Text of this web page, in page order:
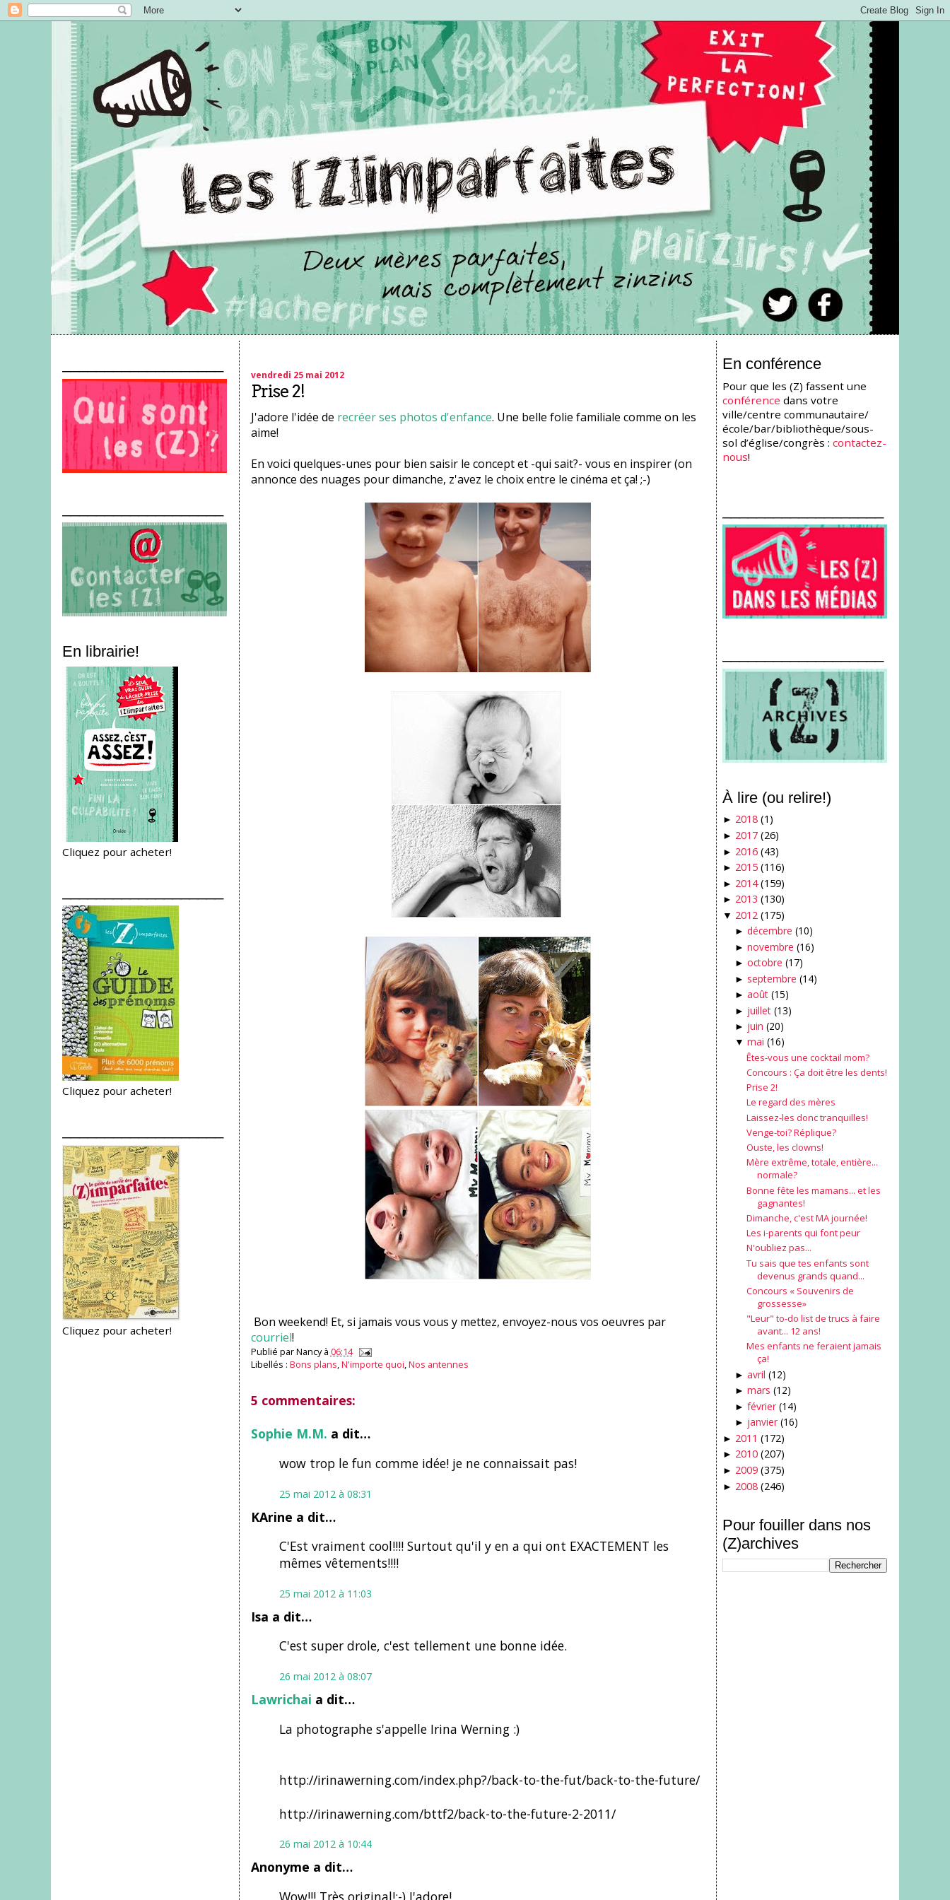
En librairie!
Cliquez pour acheter!
Cliquez pour acheter!
Cliquez pour acheter!
vendredi 25 mai 2012
Prise 2!
J'adore l'idée de recréer ses photos d'enfance. Une belle folie familiale comme on les
aime!
En voici quelques-unes pour bien saisir le concept et -qui sait?- vous en inspirer (on
annonce des nuages pour dimanche, z'avez le choix entre le cinéma et ça! ;-)
Bon weekend! Et, si jamais vous vous y mettez, envoyez-nous vos oeuvres par
courriel!
Publié parNancy à 06:14
Libellés : Bons plans,N'importe quoi,Nos antennes
5 commentaires:
Sophie M.M. a dit…
wow trop le fun comme idée! je ne connaissait pas!
25 mai 2012 à 08:31
KArine a dit…
C'Est vraiment cool!!!! Surtout qu'il y en a qui ont EXACTEMENT les
mêmes vêtements!!!!
25 mai 2012 à 11:03
Isa a dit…
C'est super drole, c'est tellement une bonne idée.
26 mai 2012 à 08:07
Lawrichai a dit…
La photographe s'appelle Irina Werning :)
http://irinawerning.com/index.php?/back-to-the-fut/back-to-the-future/
http://irinawerning.com/bttf2/back-to-the-future-2-2011/
26 mai 2012 à 10:44
Anonyme a dit…
Wow!!! Très original!:-) J'adore!
En conférence
Pour que les (Z) fassent une
conférence dans votre
ville/centre communautaire/
école/bar/bibliothèque/sous-
sol d’église/congrès :contactez-
nous!
À lire (ou relire!)
► 2018 (1)
► 2017 (26)
► 2016 (43)
► 2015 (116)
► 2014 (159)
► 2013 (130)
▼ 2012 (175)
► décembre (10)
► novembre (16)
► octobre (17)
► septembre (14)
► août (15)
► juillet (13)
► juin (20)
▼ mai (16)
Êtes-vous une cocktail mom?
Concours : Ça doit être les dents!
Prise 2!
Le regard des mères
Laissez-les donc tranquilles!
Venge-toi? Réplique?
Ouste, les clowns!
Mère extrême, totale, entière...
normale?
Bonne fête les mamans... et les
gagnantes!
Dimanche, c'est MA journée!
Les i-parents qui font peur
N'oubliez pas...
Tu sais que tes enfants sont
devenus grands quand...
Concours « Souvenirs de
grossesse»
"Leur" to-do list de trucs à faire
avant... 12 ans!
Mes enfants ne feraient jamais
ça!
► avril (12)
► mars (12)
► février (14)
► janvier (16)
► 2011 (172)
► 2010 (207)
► 2009 (375)
► 2008 (246)
Pour fouiller dans nos
(Z)archives